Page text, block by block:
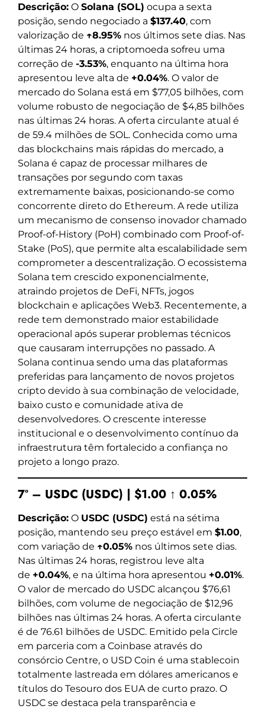
Descrição: O Solana (SOL) ocupa a sexta
posição, sendo negociado a $137.40, com
valorização de ↑8.95% nos últimos sete dias. Nas
últimas 24 horas, a criptomoeda sofreu uma
correção de -3.53%, enquanto na última hora
apresentou leve alta de +0.04%. O valor de
mercado do Solana está em $77,05 bilhões, com
volume robusto de negociação de $4,85 bilhões
nas últimas 24 horas. A oferta circulante atual é
de 59.4 milhões de SOL. Conhecida como uma
das blockchains mais rápidas do mercado, a
Solana é capaz de processar milhares de
transações por segundo com taxas
extremamente baixas, posicionando-se como
concorrente direto do Ethereum. A rede utiliza
um mecanismo de consenso inovador chamado
Proof-of-History (PoH) combinado com Proof-of-
Stake (PoS), que permite alta escalabilidade sem
comprometer a descentralização. O ecossistema
Solana tem crescido exponencialmente,
atraindo projetos de DeFi, NFTs, jogos
blockchain e aplicações Web3. Recentemente, a
rede tem demonstrado maior estabilidade
operacional após superar problemas técnicos
que causaram interrupções no passado. A
Solana continua sendo uma das plataformas
preferidas para lançamento de novos projetos
cripto devido à sua combinação de velocidade,
baixo custo e comunidade ativa de
desenvolvedores. O crescente interesse
institucional e o desenvolvimento contínuo da
infraestrutura têm fortalecido a confiança no
projeto a longo prazo.
7º – USDC (USDC) | $1.00 ↑ 0.05%
Descrição: O USDC (USDC) está na sétima
posição, mantendo seu preço estável em $1.00,
com variação de ↑0.05% nos últimos sete dias.
Nas últimas 24 horas, registrou leve alta
de +0.04%, e na última hora apresentou +0.01%.
O valor de mercado do USDC alcançou $76,61
bilhões, com volume de negociação de $12,96
bilhões nas últimas 24 horas. A oferta circulante
é de 76.61 bilhões de USDC. Emitido pela Circle
em parceria com a Coinbase através do
consórcio Centre, o USD Coin é uma stablecoin
totalmente lastreada em dólares americanos e
títulos do Tesouro dos EUA de curto prazo. O
USDC se destaca pela transparência e